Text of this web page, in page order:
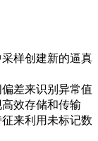
样创建新的逼真
差来识别异常值
效存储和传输
来利用未标记数